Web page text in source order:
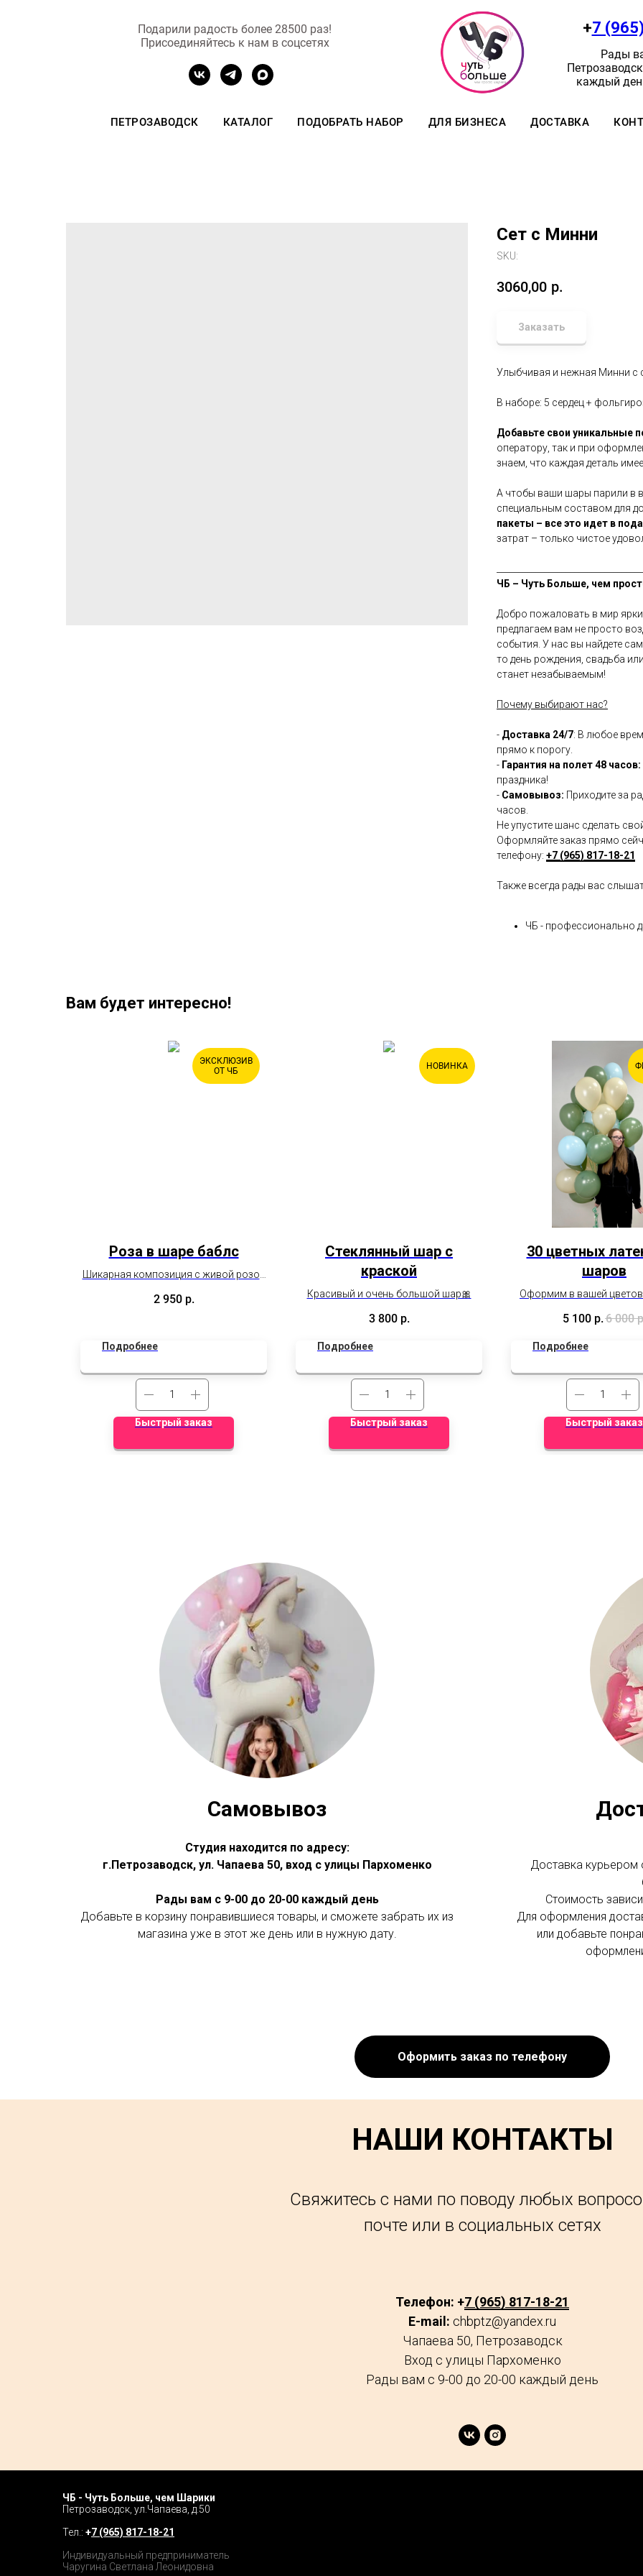
Подарили радость более 28500 раз!
Присоединяйтесь к нам в соцсетях
+7
Рады
каждый
ПЕТРОЗАВОДСК КАТАЛОГ ПОДОБРАТЬ НАБОР ДЛЯ БИЗНЕСА ДОСТАВКА
Сет с Минни
SKU:
3060,00 р.
Заказать
Улыбчивая и нежная Минни с
В наборе: 5 сердец +
Добавьте свои уникальные
оператору, так и при
знаем, что каждая деталь
А чтобы ваши шары парили в
специальным составом для
пакеты – все это идет в
затрат – только чистое
ЧБ – Чуть Больше, чем
Добро пожаловать в мир
предлагаем вам не просто
события. У нас вы найдете
то день рождения, свадьба
станет незабываемым!
Почему выбирают нас?
- Доставка 24/7: В любое
прямо к порогу.
- Гарантия на полет 48 часов:
праздника!
- Самовывоз: Приходите за
часов.
Не упустите шанс сделать
Оформляйте заказ прямо
телефону: +7 (965) 817-18-21
Также всегда рады вас
ЧБ - профессионально
Вам будет интересно!
ЭКСКЛЮЗИВ
ОТ ЧБ
Роза в шаре баблс
Шикарная композиция с живой розой
дольше. Удивляет, завораживает,
2 950 р.
Подробнее
Быстрый заказ
НОВИНКА
Стеклянный шар с
краской
Красивый и очень большой шар🎀
3 800 р.
Подробнее
Быстрый заказ
30 цветных
шаров
Оформим в вашей
Дополнительные
5 100 р.6 000
Подробнее
Быстрый заказ
Самовывоз
Студия находится по адресу:
г.Петрозаводск, ул. Чапаева 50, вход с улицы Пархоменко
Рады вам с 9-00 до 20-00 каждый день
Добавьте в корзину понравившиеся товары, и сможете забрать их из
магазина уже в этот же день или в нужную дату.
Доставка курьером
Стоимость
Для оформления
или добавьте
Оформить заказ по телефону
НАШИ КОНТАКТЫ
Свяжитесь с нами по поводу любых
почте или в социальных сетях
Телефон: +7 (965) 817-18-21
E-mail: chbptz@yandex.ru
Чапаева 50, Петрозаводск
Вход с улицы Пархоменко
Рады вам с 9-00 до 20-00 каждый день
ЧБ - Чуть Больше, чем Шарики
Петрозаводск, ул.Чапаева, д.50
Тел.: +7 (965) 817-18-21
Индивидуальный предприниматель
Чаругина Светлана Леонидовна